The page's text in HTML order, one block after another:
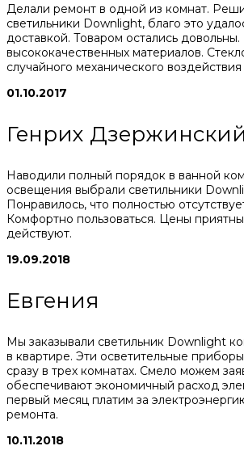
Делали ремонт в одной из комнат.
светильники Downlight, благо это
доставкой. Товаром остались
высококачественных материалов.
случайного механического
01.10.2017
Генрих Дзержинский
Наводили полный порядок в ванной
освещения выбрали светильники
Понравилось, что полностью
Комфортно пользоваться. Цены
действуют.
19.09.2018
Евгения
Мы заказывали светильник Downlight
в квартире. Эти осветительные
сразу в трех комнатах. Смело можем
обеспечивают экономичный расход
первый месяц платим за
ремонта.
10.11.2018